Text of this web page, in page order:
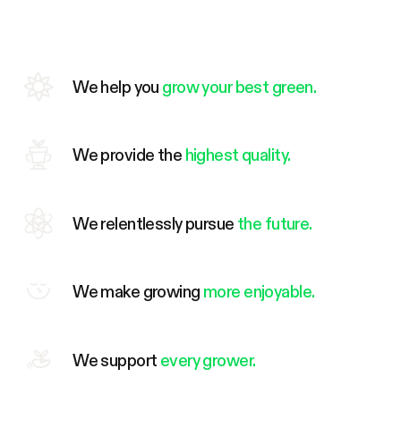
We help you grow your best green.
We provide the highest quality.
We relentlessly pursue the future.
We make growing more enjoyable.
We support every grower.